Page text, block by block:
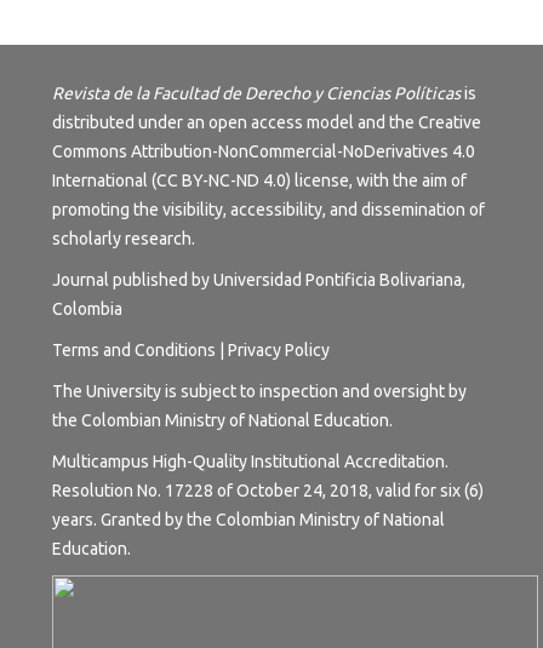
Revista de la Facultad de Derecho y Ciencias Políticasis
distributed under an open access model and the Creative
Commons Attribution-NonCommercial-NoDerivatives 4.0
International (CC BY-NC-ND 4.0) license, with the aim of
promoting the visibility, accessibility, and dissemination of
scholarly research.
Journal published by Universidad Pontificia Bolivariana,
Colombia
Terms and Conditions Privacy Policy
The University is subject to inspection and oversight by
the Colombian Ministry of National Education.
Multicampus High-Quality Institutional Accreditation.
Resolution No. 17228 of October 24, 2018, valid for six (6)
years. Granted by the Colombian Ministry of National
Education.